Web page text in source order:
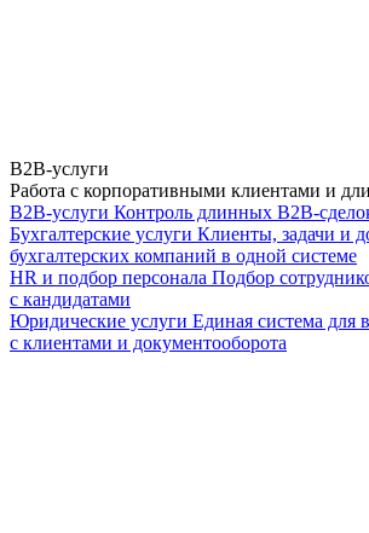
B2B-услуги
Работа с корпоративными клиентами и
B2B-услуги Контроль длинных B2B-
Бухгалтерские услуги Клиенты, задачи и
бухгалтерских компаний в одной системе
HR и подбор персонала Подбор
с кандидатами
Юридические услуги Единая система для
с клиентами и документооборота